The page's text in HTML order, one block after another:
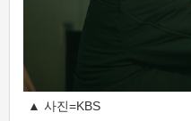
▲ 사진=KBS